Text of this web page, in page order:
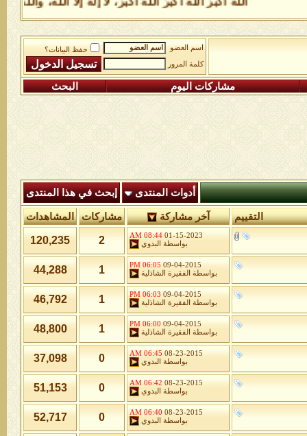
اسم العضو
حفظ البيانات؟
كلمة المرور
مشاركات اليوم البحث
أدوات المنتدى إبحث في هذا المنتدى
التقييم آخر مشاركة مشاركات المشاهدات
01-15-2023
08:44 AM
بواسطة
البدوي 2
120,235
09-04-2015
06:05 PM
بواسطة
الفقيرة الشاذلية 1
44,288
09-04-2015
06:03 PM
بواسطة
الفقيرة الشاذلية 1
46,792
09-04-2015
06:00 PM
بواسطة
الفقيرة الشاذلية 1
48,800
08-23-2015
06:45 AM
بواسطة
البدوي 0
37,098
08-23-2015
06:42 AM
بواسطة
البدوي 0
51,153
08-23-2015
06:40 AM
بواسطة
البدوي 0
52,717